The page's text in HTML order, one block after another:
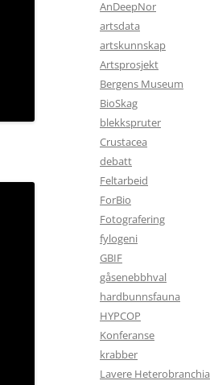
AnDeepNor
artsdata
artskunnskap
Artsprosjekt
Bergens Museum
BioSkag
blekkspruter
Crustacea
debatt
Feltarbeid
ForBio
Fotografering
fylogeni
GBIF
gåsenebbhval
hardbunnsfauna
HYPCOP
Konferanse
krabber
Lavere Heterobranchia